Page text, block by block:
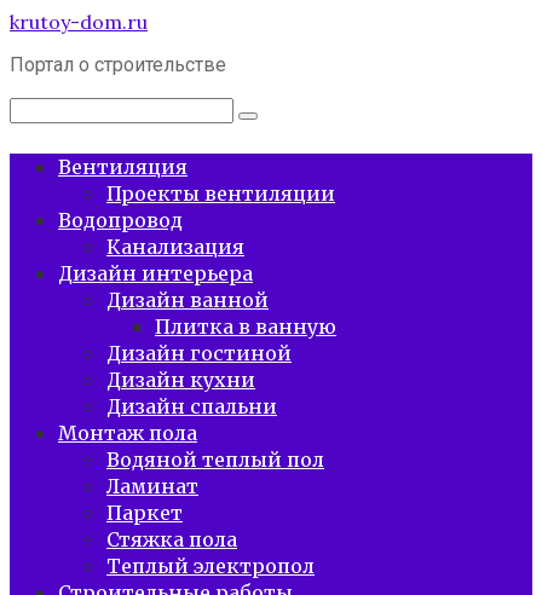
Перейти
контенту
krutoy-dom.ru
Портал о строительстве
Поиск:
Вентиляция
Проекты вентиляции
Водопровод
Канализация
Дизайн интерьера
Дизайн ванной
Плитка в ванную
Дизайн гостиной
Дизайн кухни
Дизайн спальни
Монтаж пола
Водяной теплый пол
Ламинат
Паркет
Стяжка пола
Теплый электропол